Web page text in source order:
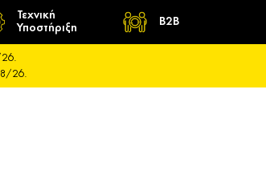
Τεχνική
Υποστήριξη
B2B
26.